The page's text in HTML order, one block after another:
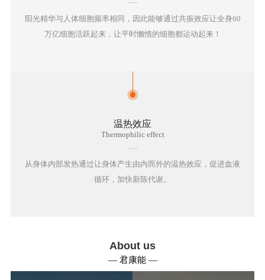
阳光精华与人体细胞频率相同，因此能够通过共振效应让全身60
万亿细胞活跃起来，让平时懒惰的细胞都运动起来！
温热效应
Thermophilic effect
从身体内部发热通过让身体产生由内而外的温热效应，促进血液
循环，加快新陈代谢。
About us
— 君康能 —